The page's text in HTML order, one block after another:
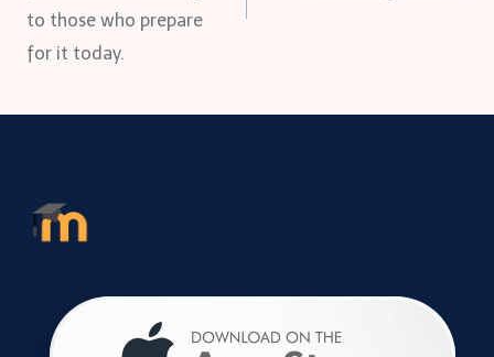
Post
to those who prepare
for it today.